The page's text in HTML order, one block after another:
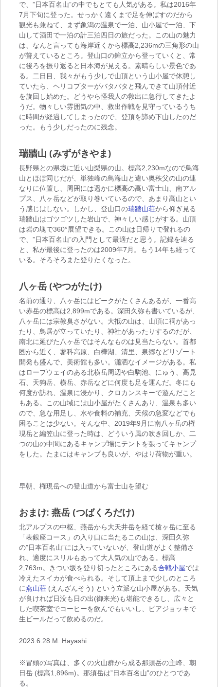
で、”日本百名山”の中でもとても人気がある。私は2016年
7月下旬に登った。せっかく遠くまで足を伸ばすのだから
観光も兼ねて、まず象潟の温泉で一泊、山小屋で一泊、下
山して酒田で一泊の計三泊四日の旅だった。この山の魅力
は、なんと言っても海岸近くから標高2,236mの三角形の山
が聳えているところ。登山口の鉾立から登っていくと、常
に後ろを振り返ると日本海が見える。素晴らしい景色であ
る。二日目、我々がもう少しで山頂という山小屋で休憩し
ていたら、ヘリコプターがバタバタと飛んできて山頂付近
を旋回し始めた。どうやら怪我人の救出に急行してきたよ
うだ。物々しい雰囲気の中、救出作戦を見守っているうち
に時間が経過してしまったので、登頂を諦め下山したのだ
った。もう少しだったのに残念。
瑞牆山 (みずがきやま)
長野県との県境に近い山梨県の山。標高2,230mなので鳥海
山とほぼ同じだが、単独峰の鳥海山と違い奥秩父の山の連
なりに位置し、周囲には遥かに標高の高い富士山、南アル
プス、八ヶ岳などが取り巻いているので、あまり高山とい
う感じはしない。しかし、登山口の瑞牆山荘から仰ぎ見る
瑞牆山はゴツゴツした岩山で、神々しい感じがする。山頂
は岩の塊で360°展望できる。この山は日帰りで登れるの
で、”日本百名山”の入門として最適だと思う。記録を辿る
と、私が最後に登ったのは2009年7月。もう14年も経って
いる。そろそろまた登りたくなった。
八ヶ岳 (やつがたけ)
名前の通り、八ヶ岳にはピークがたくさんあるが、一番高
い赤岳の標高は2,899mである。深田久弥も書いているが、
八ヶ岳には宗教臭さがない。大抵の山は、山頂に祠があっ
たり、鳥居が立っていたり、神社があったりするのだが、
南北に延びた八ヶ岳ではそんなものは見当たらない。首都
圏から近く、蓼科高原、白樺湖、清里、泉郷などリゾート
開発も盛んで、美術館も多い。瀟洒なイメージがある。私
はロープウェイのある北横岳周辺や白駒池、にゅう、高見
石、天狗岳、横岳、赤岳などに何度も足を運んだ。冬にも
何度か訪れ、温泉に浸かり、クロカンスキーで遊んだこと
もある。この山域には山小屋がたくさんあり、温泉も多い
ので、急な用足し、水や食料の補充、天候の急変などでも
困ることは少ない。そんな中、2019年9月に南八ヶ岳の権
現岳と編笠山に登った時は、どういう風の吹き回しか、二
つの山の中間にあるキャンプ場にテントを張ってキャンプ
をした。たまにはキャンプも良いが、やはり荷物が重い。
早朝、権現岳への登山道から富士山を望む
おまけ: 燕岳 (つばくろだけ)
北アルプスの中枢、燕岳から大天井岳を経て槍ヶ岳に至る
「表銀座コース」の入り口に当たるこの山は、深田久弥
の”日本百名山”には入っていないが、登山道がよく整備さ
れ、適度にスリルもあって大人気の山である。標高
2,763m。きつい坂を登り切ったところにある合戦小屋では
冷えたスイカが食べられる。そして頂上まで少しのところ
に燕山荘(えんざんそう) という立派な山小屋がある。天気
が良ければ日没も日の出(御来光)も堪能できるし、広々と
した喫茶室でコーヒーを飲んでもいいし、ビアジョッキで
生ビールだって飲めるのだ。
2023.6.28 M. Hayashi
※冒頭の写真は、多くの火山群から成る那須岳の主峰、朝
日岳 (標高1,896m)。那須岳は”日本百名山”のひとつであ
る。